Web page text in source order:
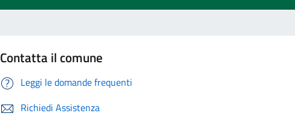
Contatta il comune
Leggi le domande frequenti
Richiedi Assistenza